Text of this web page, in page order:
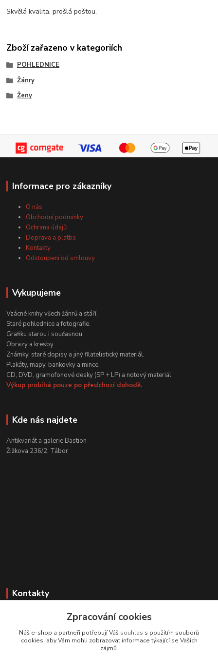
Skvělá kvalita, prošlá poštou,
Zboží zařazeno v kategoriích
POHLEDNICE
Žánry
Ženy
Informace pro zákazníky
O nás
Obchodní podmínky
Ochrana údajů
Doprava a platba
Kontakty
Odstoupení od smlouvy
Vykupujeme
Vzácné knihy všech žánrů a stáří.
Staré pohlednice a fotografie.
Grafiku starou i současnou.
Obrazy a kresby.
Známky, staré dopisy a jiný filatelistický materiál.
Plakáty, mapy, bankovky a mince.
CD, DVD, gramofonové desky (SP + LP) a notový materiál.
Výkup probíhá pouze po předchozí dohodě.
Kde nás najdete
Antikvariát a galerie Bastion
Žižkova 236/2, Tábor
Kontakty
Zákaznická podpora
+420 608 331 344
(Po-Pá, 11-17 hod.; So, 9-12 hod.)
Zpracování cookies
Náš e-shop a partneři potřebují Váš souhlas s použitím souborů
cookies, aby Vám mohli zobrazovat informace týkající se Vašich
zájmů.